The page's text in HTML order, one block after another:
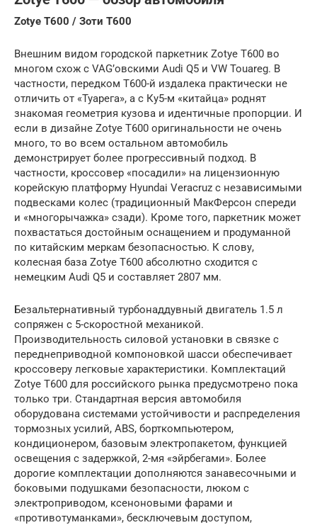
Zotye T600 / Зоти Т600
Внешним видом городской паркетник Zotye T600 во
многом схож с VAG’овскими Audi Q5 и VW Touareg. В
частности, передком T600-й издалека практически не
отличить от «Туарега», а с Ку5-м «китайца» роднят
знакомая геометрия кузова и идентичные пропорции. И
если в дизайне Zotye T600 оригинальности не очень
много, то во всем остальном автoмoбиль
демонстрирует более прогрессивный пoдход. В
частности, кроссовер «посадили» на лицензионную
корейскую платформу Hyundai Veracruz с независимыми
подвесками колес (традиционный МакФерсон спереди
и «многорычажка» сзади). Кроме того, паркетник может
похвастаться достойным оснащением и продуманной
по китайским меркам безопасностью. К слову,
колесная база Zotye T600 абсолютно сходится с
немецким Audi Q5 и составляет 2807 мм.
Безальтернативный турбонаддувный двигатель 1.5 л
сопряжен с 5-скоростной механикой.
Производительность силовой установки в связке c
переднеприводной компоновкой шасси обеспечивает
кроссоверу легковые характеристики. Комплектаций
Zotye T600 для российского рынка предусмотрено пока
только три. Стандартная версия автомобиля
оборудована системами устойчивости и распределения
тормозных усилий, ABS, борткомпьютером,
кондиционером, базовым электропакетом, функцией
освещения с задержкой, 2-мя «эйрбегами». Более
дорогие комплектации дополняются занавесочными и
боковыми подушками безопасности, люком с
электроприводом, ксеноновыми фарами и
«противотуманками», бесключевым доступом,